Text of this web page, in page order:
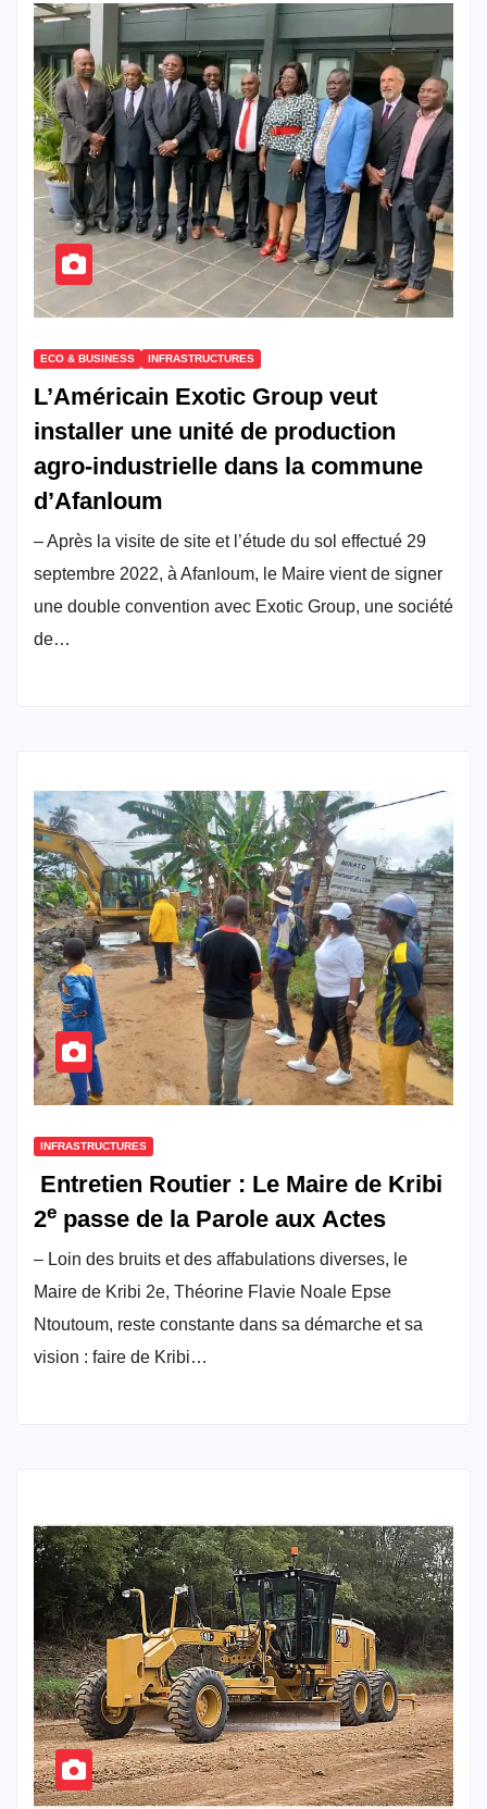
ECO & BUSINESS INFRASTRUCTURES
L’Américain Exotic Group veut
installer une unité de production
agro-industrielle dans la commune
d’Afanloum
– Après la visite de site et l’étude du sol effectué 29
septembre 2022, à Afanloum, le Maire vient de signer
une double convention avec Exotic Group, une société
de…
INFRASTRUCTURES
Entretien Routier : Le Maire de Kribi
2e passe de la Parole aux Actes
– Loin des bruits et des affabulations diverses, le
Maire de Kribi 2e, Théorine Flavie Noale Epse
Ntoutoum, reste constante dans sa démarche et sa
vision : faire de Kribi…